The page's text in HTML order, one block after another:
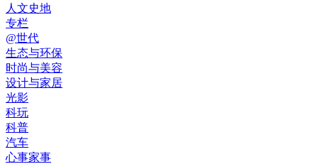
人文史地
专栏
@世代
生态与环保
时尚与美容
设计与家居
光影
科玩
科普
汽车
心事家事